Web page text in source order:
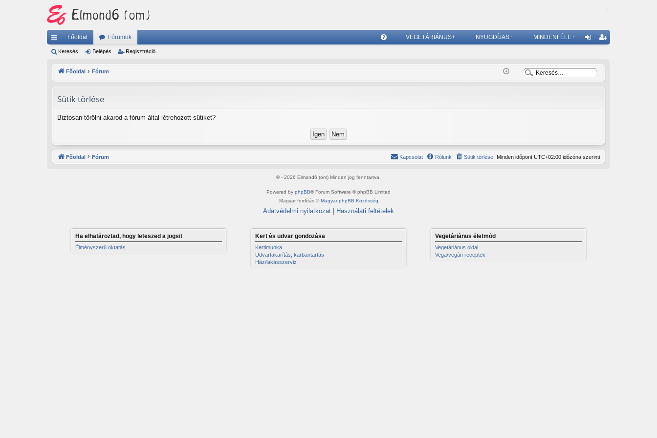
G
yo
lin
Főoldal Fórumok
K
VEGETÁRIÁNUS+ NYUGDÍJAS+ MINDENFÉLE+
ép
és
is
ztr
Keresés Belépés Regisztráció
Főoldal Fórum
Sütik törlése
Biztosan törölni akarod a fórum által létrehozott sütiket?
Főoldal Fórum Minden időpont UTC+02:00 időzóna szerinti
Sütik törlése
Rólunk
Kapcsolat
© - 2026 Elmond6 (om) Minden jog fenntartva.
Powered by phpBB® Forum Software © phpBB Limited
Magyar fordítás ©Magyar phpBB Közösség
Adatvédelmi nyilatkozat | Használati feltételek
Ha elhatároztad, hogy leteszed a jogsit
Élményszerű oktatás
Kert és udvar gondozása
Kertimunka
Udvartakarítás, karbantartás
Ház/lakásszerviz
Vegetáriánus életmód
Vegetáriánus oldal
Vega/vegán receptek